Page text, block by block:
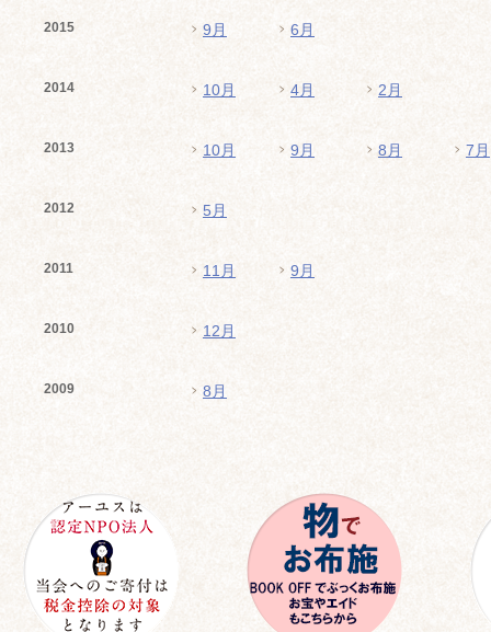
2015 9月 6月
2014 10月 4月 2月
2013 10月 9月 8月 7月
2012 5月
2011 11月 9月
2010 12月
2009 8月